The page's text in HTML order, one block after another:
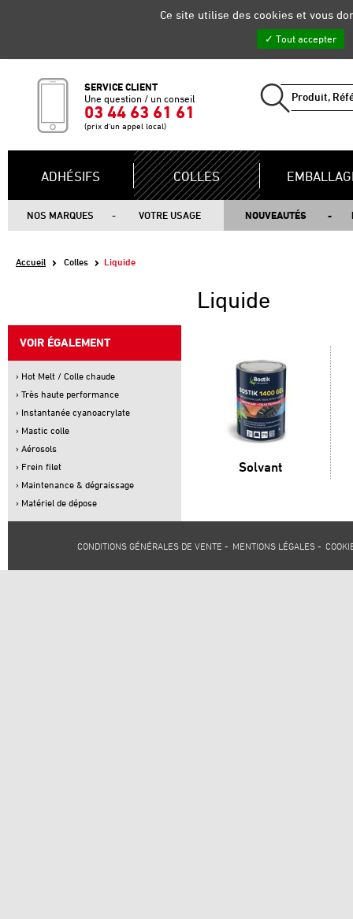
SERVICE CLIENT
Une question / un conseil
03 44 63 61 61
(prix d'un appel local)
ADHÉSIFS COLLES
NOS MARQUES VOTRE USAGE NOUVEAUTÉS
Accueil Colles Liquide
VOIR ÉGALEMENT
› Hot Melt / Colle chaude
› Très haute performance
› Instantanée cyanoacrylate
› Mastic colle
› Aérosols
› Frein filet
› Maintenance & dégraissage
› Matériel de dépose
Liquide
Solvant
CONDITIONS GÉNÉRALES DE VENTE - MENTIONS LÉGALES -
Ce site utilise des cookies et vous
Tout accepter